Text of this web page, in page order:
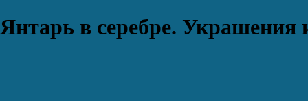
Янтарь в серебре. Украшения